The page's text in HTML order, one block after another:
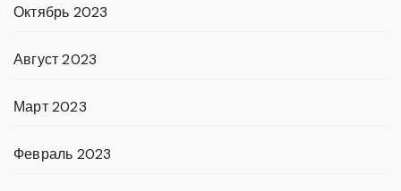
Октябрь 2023
Август 2023
Март 2023
Февраль 2023